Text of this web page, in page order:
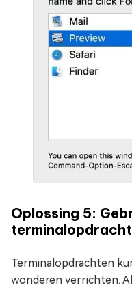
Oplossing 5:
Terminalopdrachten
wonderen verrichten.